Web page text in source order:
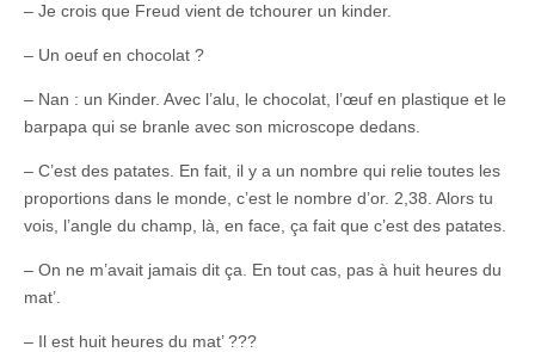
– Je crois que Freud vient de tchourer un kinder.
– Un oeuf en chocolat ?
– Nan : un Kinder. Avec l’alu, le chocolat, l’œuf en plastique et le
barpapa qui se branle avec son microscope dedans.
– C’est des patates. En fait, il y a un nombre qui relie toutes les
proportions dans le monde, c’est le nombre d’or. 2,38. Alors tu
vois, l’angle du champ, là, en face, ça fait que c’est des patates.
– On ne m’avait jamais dit ça. En tout cas, pas à huit heures du
mat’.
– Il est huit heures du mat’ ???